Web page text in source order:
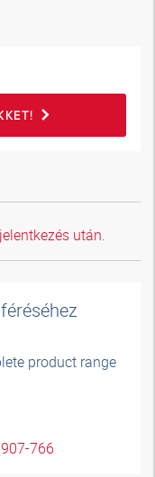
után.
product range
766